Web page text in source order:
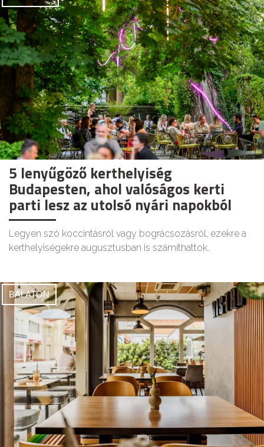
5 lenyűgöző kerthelyiség
Budapesten, ahol valóságos kerti
parti lesz az utolsó nyári napokból
Legyen szó koccintásról vagy bográcsozásról, ezekre a
kerthelyiségekre augusztusban is számíthattok.
BALATON